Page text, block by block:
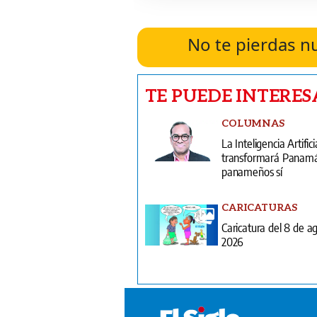
No te pierdas
TE PUEDE
COLUMNAS
La Inteligencia
transformará
panameños sí
CARICATURAS
Caricatura del 8 de
2026